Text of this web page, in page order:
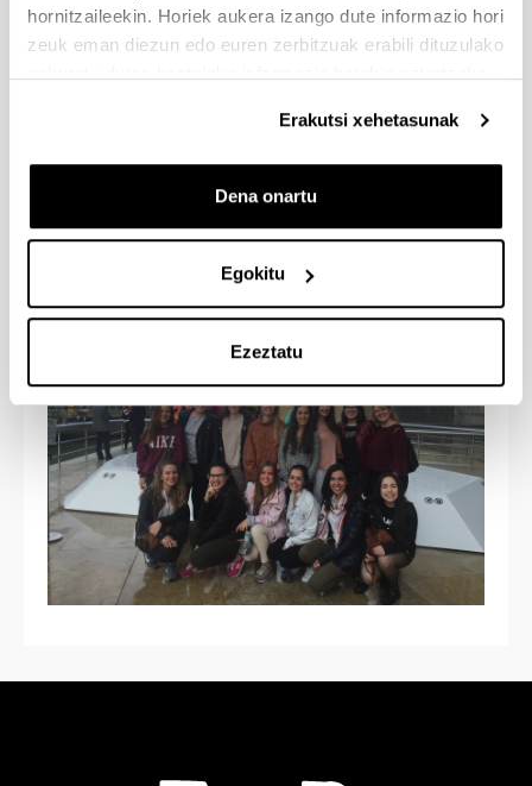
hornitzaileekin. Horiek aukera izango dute informazio hori
zeuk eman diezun edo euren zerbitzuak erabili dituzulako
Erakutsi xehetasunak
Dena onartu
Egokitu
Ezeztatu
Guggenheim. La visita fue organizada por la
Comisión de salidas culturales.